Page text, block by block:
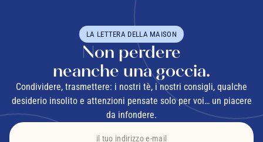
LA LETTERA DELLA MAISON
Non perdere
neanche una goccia.
Condividere, trasmettere: i nostri tè, i nostri consigli, qualche
desiderio insolito e attenzioni pensate solo per voi… un piacere
da infondere.